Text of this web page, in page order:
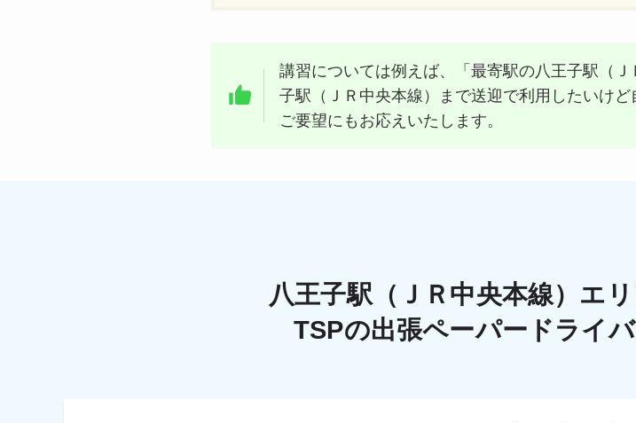
講習については例えば、「最寄駅の八王子駅（
子駅（ＪＲ中央本線）まで送迎で利用したいけ
ご要望にもお応えいたします。
八王子駅（ＪＲ中央本線）エ
TSPの出張ペーパードライ